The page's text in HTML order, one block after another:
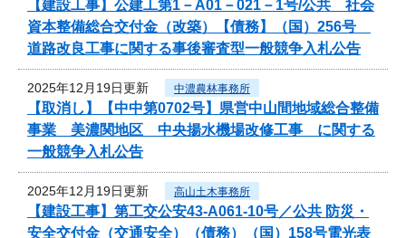
【建設工事】公建工第1－A01－021－1号/公共 社会
資本整備総合交付金（改築）【債務】（国）256号
道路改良工事に関する事後審査型一般競争入札公告
2025年12月19日更新 中濃農林事務所
【取消し】【中中第0702号】県営中山間地域総合整備
事業 美濃関地区 中央揚水機場改修工事 に関する
一般競争入札公告
2025年12月19日更新 高山土木事務所
【建設工事】第工交公安43-A061-10号／公共 防災・
安全交付金（交通安全）（債務）（国）158号電光表